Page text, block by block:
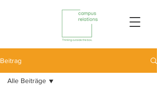
Beitrag
Alle Beiträge